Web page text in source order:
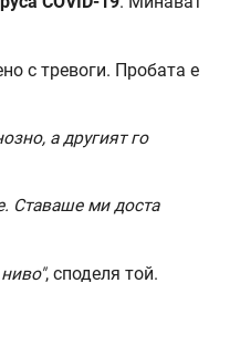
с тревоги. Пробата е
а другият го
Ставаше ми доста
, споделя той.